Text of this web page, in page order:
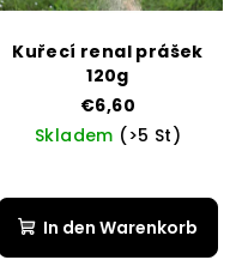
Kuřecí renal prášek
120g
€6,60
Skladem (>5 St)
In den Warenkorb